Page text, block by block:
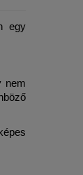
egy
nem